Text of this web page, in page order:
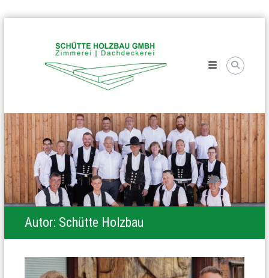
Holzbau
Autor: Schütte Holzbau